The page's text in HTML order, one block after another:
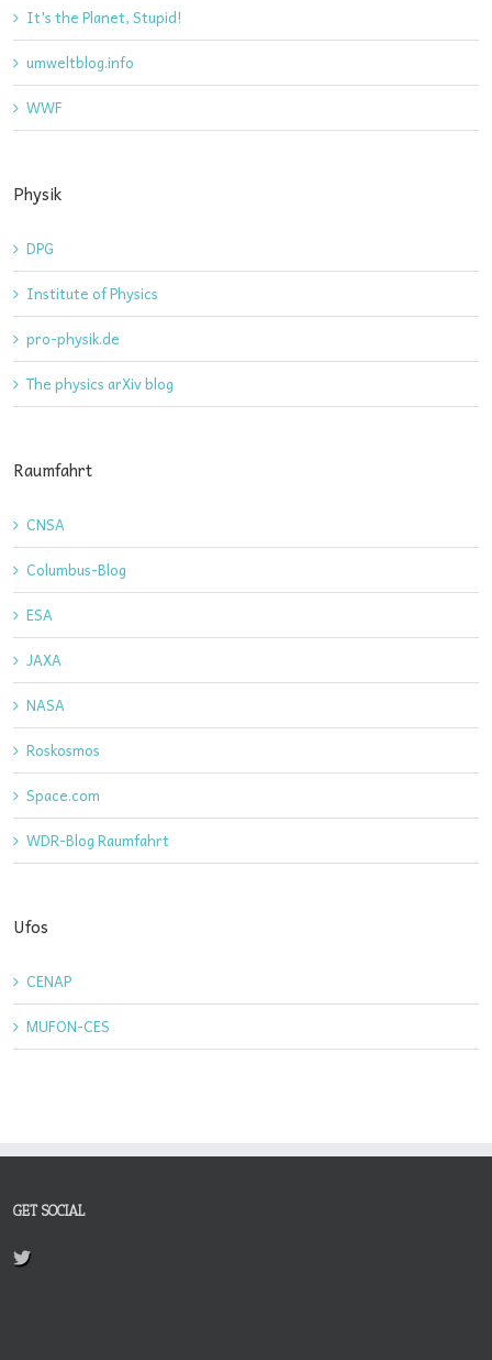
It's the Planet, Stupid!
umweltblog.info
WWF
Physik
DPG
Institute of Physics
pro-physik.de
The physics arXiv blog
Raumfahrt
CNSA
Columbus-Blog
ESA
JAXA
NASA
Roskosmos
Space.com
WDR-Blog Raumfahrt
Ufos
CENAP
MUFON-CES
GET SOCIAL